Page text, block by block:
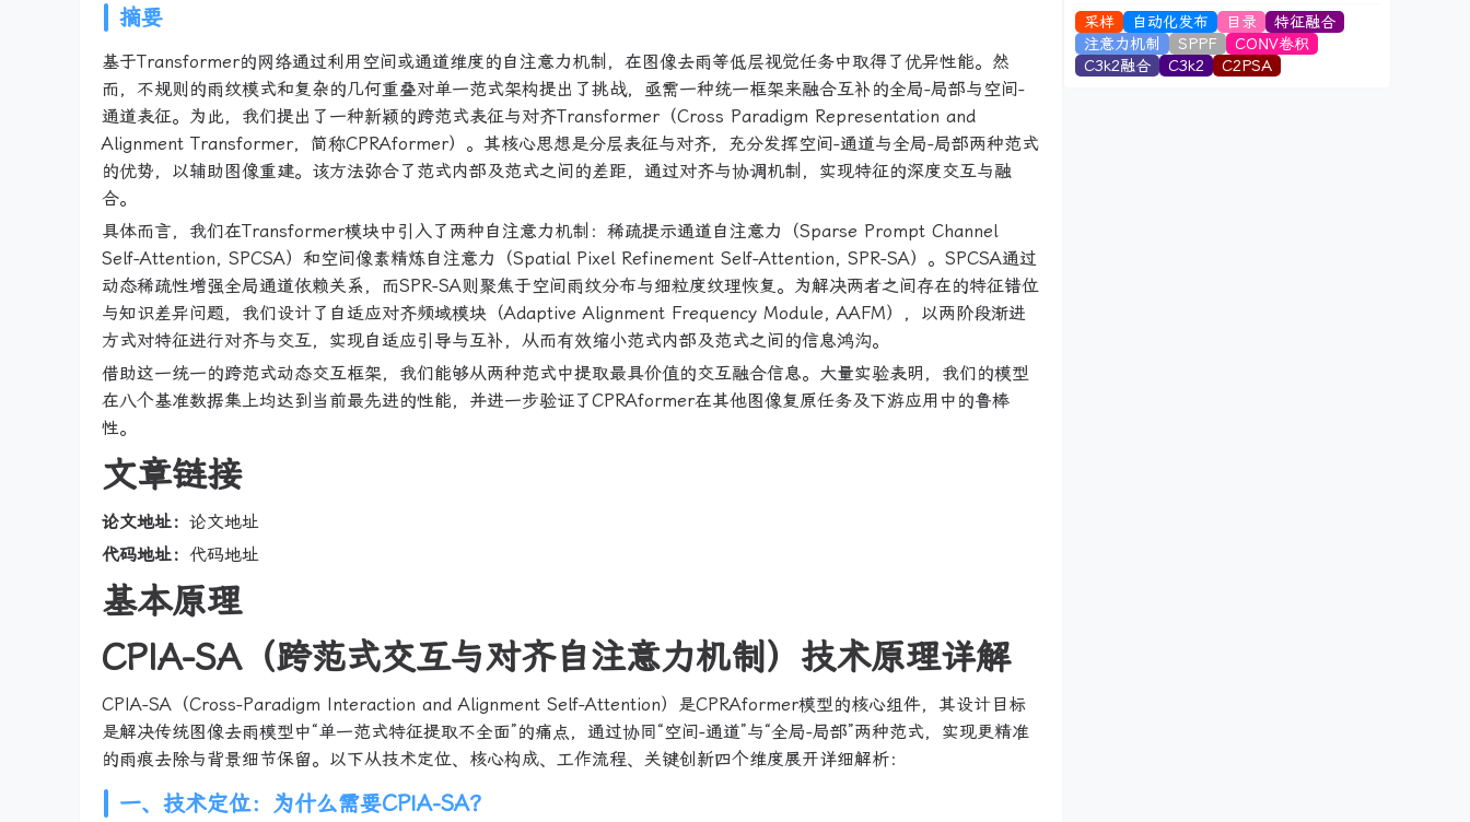
摘要
基于Transformer的网络通过利用空间或通道维度的自注意力机制，在图像去雨等低层视觉任务中取得了优异性能。然
而，不规则的雨纹模式和复杂的几何重叠对单一范式架构提出了挑战，亟需一种统一框架来融合互补的全局-局部与空间-
通道表征。为此，我们提出了一种新颖的跨范式表征与对齐Transformer（Cross Paradigm Representation and
Alignment Transformer，简称CPRAformer）。其核心思想是分层表征与对齐，充分发挥空间-通道与全局-局部两种范式
的优势，以辅助图像重建。该方法弥合了范式内部及范式之间的差距，通过对齐与协调机制，实现特征的深度交互与融
合。
具体而言，我们在Transformer模块中引入了两种自注意力机制：稀疏提示通道自注意力（Sparse Prompt Channel
Self-Attention, SPCSA）和空间像素精炼自注意力（Spatial Pixel Refinement Self-Attention, SPR-SA）。SPCSA通过
动态稀疏性增强全局通道依赖关系，而SPR-SA则聚焦于空间雨纹分布与细粒度纹理恢复。为解决两者之间存在的特征错位
与知识差异问题，我们设计了自适应对齐频域模块（Adaptive Alignment Frequency Module, AAFM），以两阶段渐进
方式对特征进行对齐与交互，实现自适应引导与互补，从而有效缩小范式内部及范式之间的信息鸿沟。
借助这一统一的跨范式动态交互框架，我们能够从两种范式中提取最具价值的交互融合信息。大量实验表明，我们的模型
在八个基准数据集上均达到当前最先进的性能，并进一步验证了CPRAformer在其他图像复原任务及下游应用中的鲁棒
性。
文章链接
论文地址： 论文地址
代码地址： 代码地址
基本原理
CPIA-SA（跨范式交互与对齐自注意力机制）技术原理详解
CPIA-SA（Cross-Paradigm Interaction and Alignment Self-Attention）是CPRAformer模型的核心组件，其设计目标
是解决传统图像去雨模型中“单一范式特征提取不全面”的痛点，通过协同“空间-通道”与“全局-局部”两种范式，实现更精准
的雨痕去除与背景细节保留。以下从技术定位、核心构成、工作流程、关键创新四个维度展开详细解析：
一、技术定位：为什么需要CPIA-SA？
采样 自动化发布 目录
特征融合
注意力机制
SPPF
CONV卷积
C3k2融合
C3k2 C2PSA